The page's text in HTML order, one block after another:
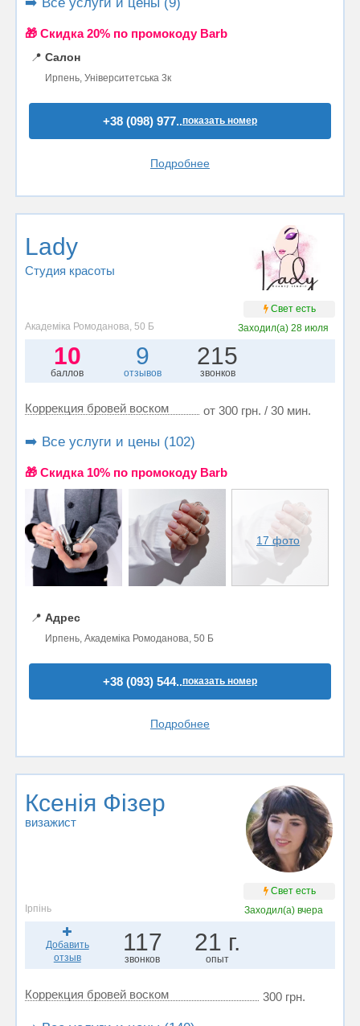
🎁 Cкидка 20% по промокоду Barb
📍 Салон
Ирпень, Університетська 3к
+38 (098) 977..показать номер
Подробнее
Lady
Студия красоты
Свет есть
Академіка Ромоданова, 50 Б
Заходил(а)28 июля
10
баллов
9
отзывов
215
звонков
Коррекция бровей воском от 300 грн. / 30 мин.
➡️ Все услуги и цены (102)
🎁 Cкидка 10% по промокоду Barb
17 фото
📍 Адрес
Ирпень, Академіка Ромоданова, 50 Б
+38 (093) 544..показать номер
Подробнее
Ксенія Фізер
визажист
Свет есть
Ірпінь
Заходил(а) вчера
Добавить
отзыв
117
звонков
21 г.
опыт
Коррекция бровей воском 300 грн.